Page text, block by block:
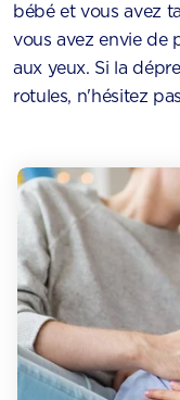
bébé et vous avez
vous avez envie de
aux yeux. Si la
rotules, n'hésitez